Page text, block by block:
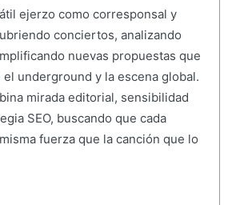
ejerzo como corresponsal y
conciertos, analizando
nuevas propuestas que
underground y la escena global.
mirada editorial, sensibilidad
SEO, buscando que cada
fuerza que la canción que lo